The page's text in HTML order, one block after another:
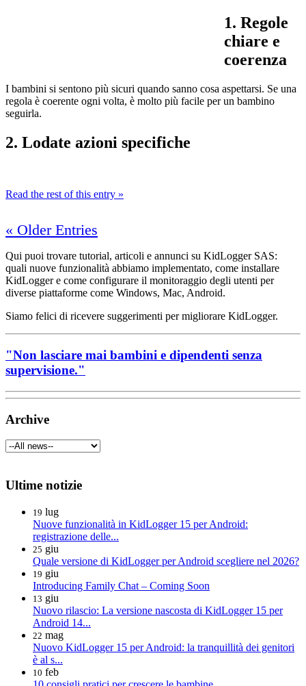
1. Regole
chiare e
coerenza
I bambini si sentono più sicuri quando sanno cosa aspettarsi. Se una
regola è coerente ogni volta, è molto più facile per un bambino
seguirla.
2. Lodate azioni specifiche
Read the rest of this entry »
« Older Entries
Qui puoi trovare tutorial, articoli e annunci su KidLogger SAS:
quali nuove funzionalità abbiamo implementato, come installare
KidLogger e come configurare il monitoraggio degli utenti per
diverse piattaforme come Windows, Mac, Android.
Siamo felici di ricevere suggerimenti per migliorare KidLogger.
"Non lasciare mai bambini e dipendenti senza
supervisione."
Archive
Ultime notizie
19 lug
Nuove funzionalità in KidLogger 15 per Android:
registrazione delle...
25 giu
Quale versione di KidLogger per Android scegliere nel 2026?
19 giu
Introducing Family Chat – Coming Soon
13 giu
Nuovo rilascio: La versione nascosta di KidLogger 15 per
Android 14...
22 mag
Nuovo KidLogger 15 per Android: la tranquillità dei genitori
è al s...
10 feb